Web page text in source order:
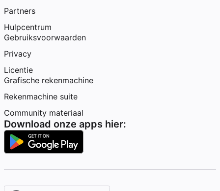
Partners
Hulpcentrum
Gebruiksvoorwaarden
Privacy
Licentie
Grafische rekenmachine
Rekenmachine suite
Community materiaal
Download onze apps hier: